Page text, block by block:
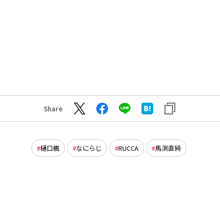
Share
樋口楓 なにらじ RUCCA 馬渕直純